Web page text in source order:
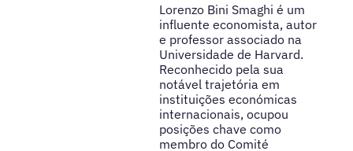
Lorenzo Bini Smaghi é um
influente economista, autor
e professor associado na
Universidade de Harvard.
Reconhecido pela sua
notável trajetória em
instituições económicas
internacionais, ocupou
posições chave como
membro do Comité